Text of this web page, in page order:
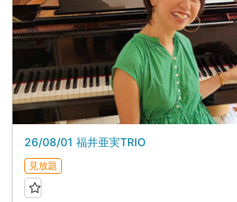
26/08/01 福井亜実TRIO
見放題